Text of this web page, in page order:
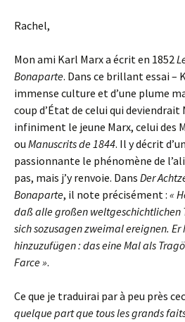
Rachel,
Mon ami Karl Marx a écrit en 1852
Bonaparte. Dans ce brillant essai –
immense culture et d’une plume
coup d’État de celui qui deviendrait
infiniment le jeune Marx, celui des
ou Manuscrits de 1844. Il y décrit
passionnante le phénomène de
pas, mais j’y renvoie. Dans Der
Bonaparte, il note précisément : «
daß alle großen weltgeschichtlichen
sich sozusagen zweimal ereignen. Er
hinzuzufügen : das eine Mal als
Farce ».
Ce que je traduirai par à peu près
quelque part que tous les grands